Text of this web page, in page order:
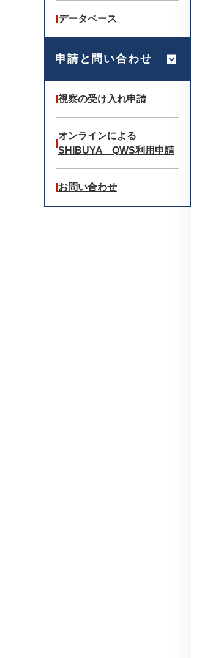
データベース
申請と問い合わせ
視察の受け入れ申請
オンラインによる
SHIBUYA QWS利用申請
お問い合わせ